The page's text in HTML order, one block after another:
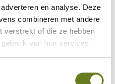
en analyse. Deze
combineren met andere
verstrekt of die ze hebben
van hun services.
zoektocht